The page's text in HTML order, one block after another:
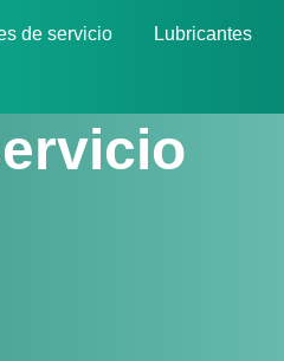
de servicio Lubricantes